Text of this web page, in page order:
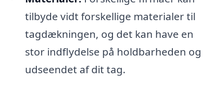
tilbyde vidt forskellige materialer til
tagdækningen, og det kan have en
stor indflydelse på holdbarheden og
udseendet af dit tag.